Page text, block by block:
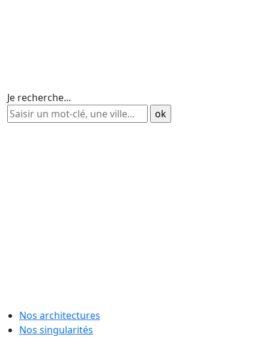
Je recherche...
Nos architectures
Nos singularités